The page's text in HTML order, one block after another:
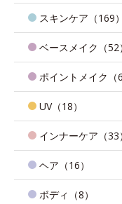
スキンケア（169）
ベースメイク（52）
ポイントメイク（
UV（18）
インナーケア（33）
ヘア（16）
ボディ（8）